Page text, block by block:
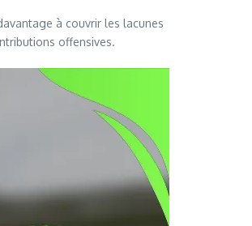
à couvrir les lacunes
offensives.